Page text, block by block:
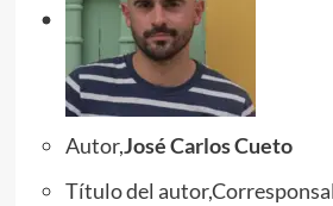
Autor,José Carlos Cueto
Título del